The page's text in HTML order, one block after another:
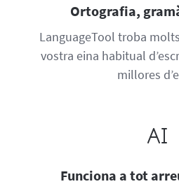
Ortografia,
LanguageTool troba
vostra eina habitual
millores
Funciona a tot